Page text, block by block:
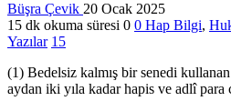
Büşra Çevik 20 Ocak 2025
15 dk okuma süresi 0 0 Hap Bilgi,
Yazılar 15
(1) Bedelsiz kalmış bir senedi
aydan iki yıla kadar hapis ve adlî para